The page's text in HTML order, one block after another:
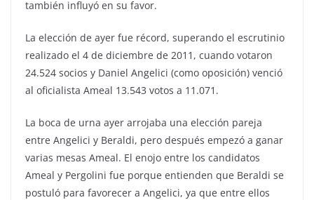
también influyó en su favor.
La elección de ayer fue récord, superando el escrutinio
realizado el 4 de diciembre de 2011, cuando votaron
24.524 socios y Daniel Angelici (como oposición) venció
al oficialista Ameal 13.543 votos a 11.071.
La boca de urna ayer arrojaba una elección pareja
entre Angelici y Beraldi, pero después empezó a ganar
varias mesas Ameal. El enojo entre los candidatos
Ameal y Pergolini fue porque entienden que Beraldi se
postuló para favorecer a Angelici, ya que entre ellos